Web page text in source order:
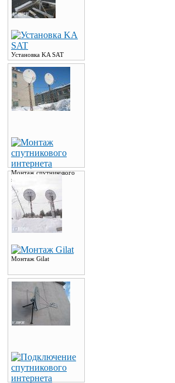
Установка KA SAT
Монтаж спутникового
интернета
Монтаж Gilat